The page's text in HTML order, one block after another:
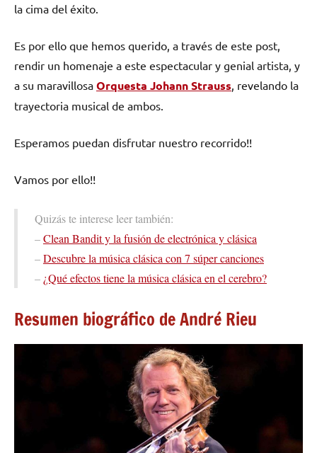
la cima del éxito.
Es por ello que hemos querido, a través de este post,
rendir un homenaje a este espectacular y genial artista, y
a su maravillosa Orquesta Johann Strauss , revelando la
trayectoria musical de ambos.
Esperamos puedan disfrutar nuestro recorrido!!
Vamos por ello!!
Quizás te interese leer también:
–Clean Bandit y la fusión de electrónica y clásica
–Descubre la música clásica con 7 súper canciones
– ¿Qué efectos tiene la música clásica en el cerebro?
Resumen biográfico de André Rieu